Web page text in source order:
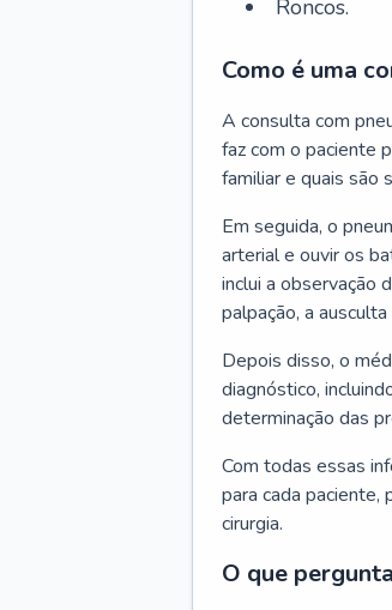
Roncos.
Como é uma
A consulta com
faz com o paciente
familiar e quais são
Em seguida, o
arterial e ouvir os
inclui a observação
palpação, a
Depois disso, o
diagnóstico,
determinação das
Com todas essas
para cada paciente,
cirurgia.
O que